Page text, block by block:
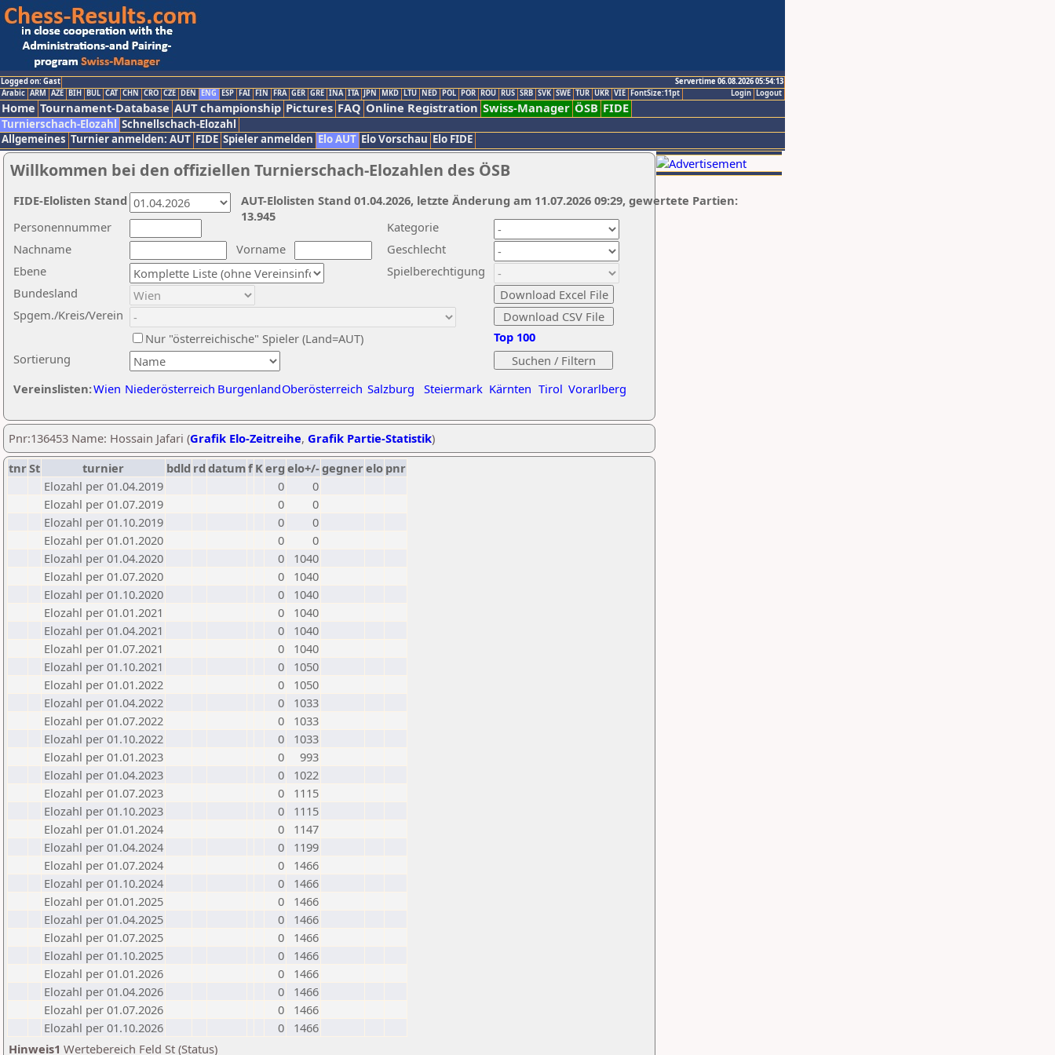
Logged on: Gast
Servertime 06.08.2026 05:54:13
Logout
Login
Arabic ARM AZE BIH BUL CAT CHN CRO CZE DEN ENG ESP FAI FIN FRA GER GRE INA ITA JPN MKD LTU NED POL POR ROU RUS SRB SVK SWE TUR UKR VIE FontSize:11pt
Home Tournament-Database AUT championship Pictures FAQ Online Registration Swiss-Manager ÖSB FIDE
Turnierschach-Elozahl Schnellschach-Elozahl
Allgemeines Turnier anmelden: AUT FIDE Spieler anmelden Elo AUT Elo Vorschau Elo FIDE
Willkommen bei den offiziellen Turnierschach-Elozahlen des ÖSB
Nachname
Vorname
Ebene
Kategorie
Sortierung
Personennummer
Bundesland
Spgem./Kreis/Verein
Geschlecht
Nur "österreichische" Spieler (Land=AUT)
Spielberechtigung
Vereinslisten:Wien Niederösterreich BurgenlandOberösterreich Salzburg Steiermark Kärnten Tirol Vorarlberg
Top 100
AUT-Elolisten Stand 01.04.2026, letzte Änderung am 11.07.2026 09:29, gewertete Partien:
13.945
FIDE-Elolisten Stand
Pnr:136453 Name: Hossain Jafari (Grafik Elo-Zeitreihe, Grafik Partie-Statistik)
tnrSt turnier bdld rd datumf Kerg elo+/-gegnerelo pnr
Elozahl per 01.04.2019
0
0
Elozahl per 01.07.2019
0
0
Elozahl per 01.10.2019
0
0
Elozahl per 01.01.2020
0
0
Elozahl per 01.04.2020
0
1040
Elozahl per 01.07.2020
0
1040
Elozahl per 01.10.2020
0
1040
Elozahl per 01.01.2021
0
1040
Elozahl per 01.04.2021
0
1040
Elozahl per 01.07.2021
0
1040
Elozahl per 01.10.2021
0
1050
Elozahl per 01.01.2022
0
1050
Elozahl per 01.04.2022
0
1033
Elozahl per 01.07.2022
0
1033
Elozahl per 01.10.2022
0
1033
Elozahl per 01.01.2023
0
993
Elozahl per 01.04.2023
0
1022
Elozahl per 01.07.2023
0
1115
Elozahl per 01.10.2023
0
1115
Elozahl per 01.01.2024
0
1147
Elozahl per 01.04.2024
0
1199
Elozahl per 01.07.2024
0
1466
Elozahl per 01.10.2024
0
1466
Elozahl per 01.01.2025
0
1466
Elozahl per 01.04.2025
0
1466
Elozahl per 01.07.2025
0
1466
Elozahl per 01.10.2025
0
1466
Elozahl per 01.01.2026
0
1466
Elozahl per 01.04.2026
0
1466
Elozahl per 01.07.2026
0
1466
Elozahl per 01.10.2026
0
1466
Hinweis1 Wertebereich Feld St (Status)